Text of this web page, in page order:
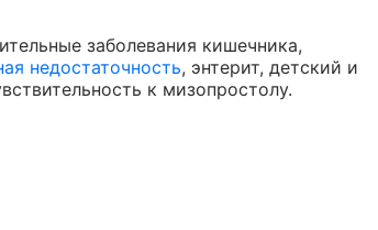
заболевания кишечника,
недостаточность, энтерит, детский и
к мизопростолу.